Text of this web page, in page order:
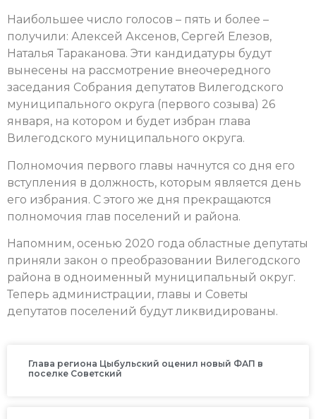
Наибольшее число голосов – пять и более –
получили: Алексей Аксенов, Сергей Елезов,
Наталья Тараканова. Эти кандидатуры будут
вынесены на рассмотрение внеочередного
заседания Собрания депутатов Вилегодского
муниципального округа (первого созыва) 26
января, на котором и будет избран глава
Вилегодского муниципального округа.
Полномочия первого главы начнутся со дня его
вступления в должность, которым является день
его избрания. С этого же дня прекращаются
полномочия глав поселений и района.
Напомним, осенью 2020 года областные депутаты
приняли закон о преобразовании Вилегодского
района в одноименный муниципальный округ.
Теперь администрации, главы и Советы
депутатов поселений будут ликвидированы.
Глава региона Цыбульский оценил новый ФАП в
поселке Советский